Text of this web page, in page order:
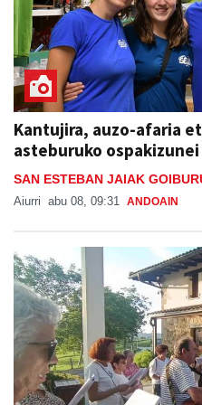
Kantujira, auzo-afaria
asteburuko
SAN ESTEBAN JAIAK
Aiurri abu 08, 09:31 ANDOAIN